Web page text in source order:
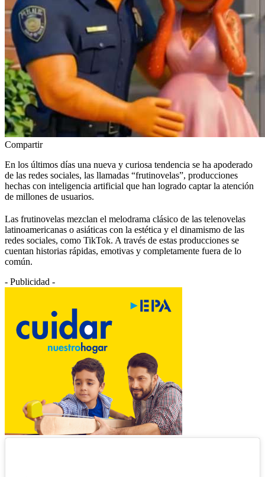
Compartir
En los últimos días una nueva y curiosa tendencia se ha apoderado
de las redes sociales, las llamadas “frutinovelas”, producciones
hechas con inteligencia artificial que han logrado captar la atención
de millones de usuarios.
Las frutinovelas mezclan el melodrama clásico de las telenovelas
latinoamericanas o asiáticas con la estética y el dinamismo de las
redes sociales, como TikTok. A través de estas producciones se
cuentan historias rápidas, emotivas y completamente fuera de lo
común.
- Publicidad -